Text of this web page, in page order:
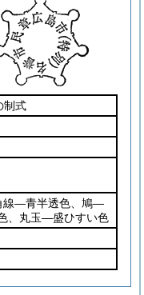
制式
線―青半透色、鳩―
、丸玉―盛ひすい色